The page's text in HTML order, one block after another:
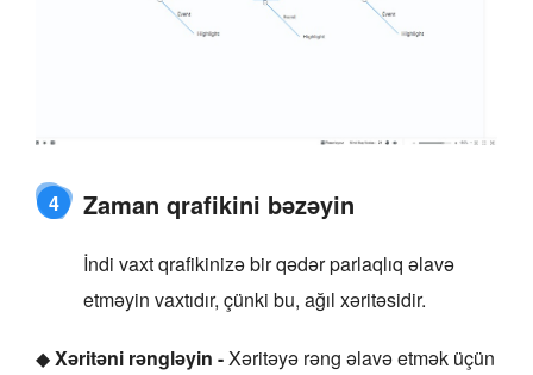
4 Zaman qrafikini bəzəyin
İndi vaxt qrafikinizə bir qədər parlaqlıq əlavə
etməyin vaxtıdır, çünki bu, ağıl xəritəsidir.
◆Xəritəni rəngləyin -Xəritəyə rəng əlavə etmək üçün